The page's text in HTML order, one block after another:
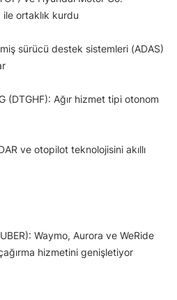
ortaklık kurdu
sürücü destek sistemleri (ADAS)
(DTGHF): Ağır hizmet tipi otonom
ve otopilot teknolojisini akıllı
Waymo, Aurora ve WeRide
hizmetini genişletiyor